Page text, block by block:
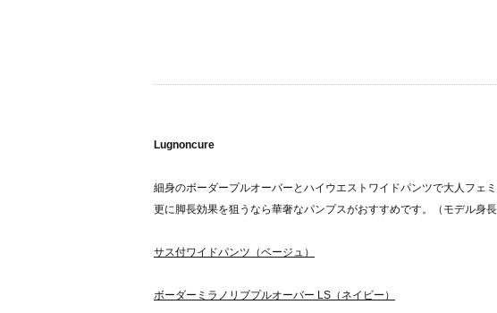
Lugnoncure
細身のボーダープルオーバーとハイウエストワイドパンツで大人フェミ
更に脚長効果を狙うなら華奢なパンプスがおすすめです。（モデル身長
サス付ワイドパンツ（ベージュ）
ボーダーミラノリブプルオーバー LS（ネイビー）